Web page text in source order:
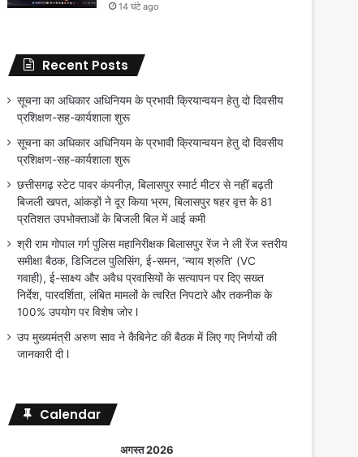
14 घंटे ago
Recent Posts
सूचना का अधिकार अधिनियम के प्रभावी क्रियान्वयन हेतु दो दिवसीय
प्रशिक्षण-सह-कार्यशाला शुरू
सूचना का अधिकार अधिनियम के प्रभावी क्रियान्वयन हेतु दो दिवसीय
प्रशिक्षण-सह-कार्यशाला शुरू
छत्तीसगढ़ स्टेट पावर कंपनीज़, बिलासपुर स्मार्ट मीटर से नहीं बढ़ती
बिजली खपत, आंकड़ों ने दूर किया भ्रम, बिलासपुर षहर वृत्त केे 81
प्रतिशत उपभोक्ताओं के बिजली बिल में आई कमी
श्री राम गोपाल गर्ग पुलिस महानिरीक्षक बिलासपुर रेंज ने ली रेंज स्तरीय
समीक्षा बैठक, डिजिटल पुलिसिंग, ई-समन, ‘न्याय श्रुति’ (VC
गवाही), ई-साक्ष्य और अवैध प्रवासियों के सत्यापन पर दिए सख्त
निर्देश, पारदर्शिता, लंबित मामलों के त्वरित निपटारे और तकनीक के
100% उपयोग पर विशेष जोर l
उप मुख्यमंत्री अरुण साव ने कैबिनेट की बैठक में लिए गए निर्णयों की
जानकारी दी l
Calendar
अगस्त 2026